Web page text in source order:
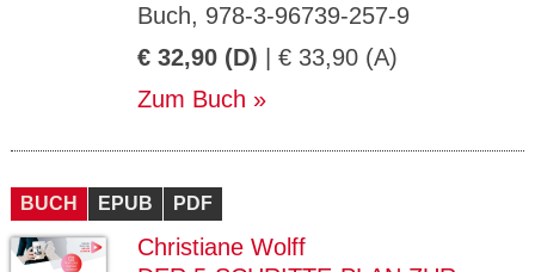
Buch, 978-3-96739-257-9
€ 32,90 (D) | € 33,90 (A)
Zum Buch
BUCH EPUB PDF
Christiane Wolff